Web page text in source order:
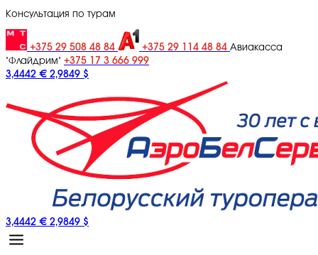
Консультация по турам
+375 29 508 48 84 +375 29 114 48 84 Авиакасса
"Флайдрим" +375 17 3 666 999
3,4442 € 2,9849 $
3,4442 € 2,9849 $